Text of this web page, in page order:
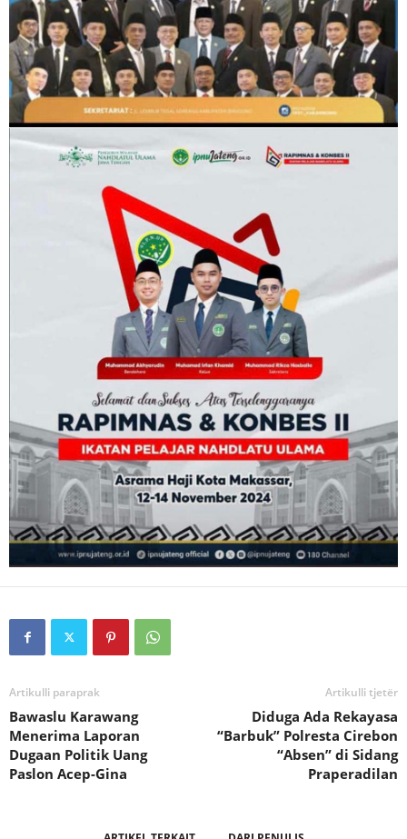
Artikulli paraprak
Bawaslu Karawang
Menerima Laporan
Dugaan Politik Uang
Paslon Acep-Gina
Artikulli tjetër
Diduga Ada Rekayasa
“Barbuk” Polresta Cirebon
“Absen” di Sidang
Praperadilan